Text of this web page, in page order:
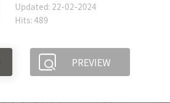
Updated: 22-02-2024
Hits: 489
PREVIEW